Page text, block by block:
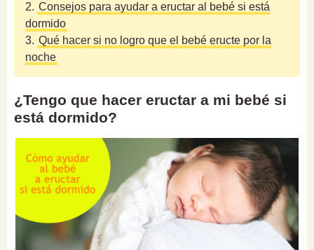
2. Consejos para ayudar a eructar al bebé si está
dormido
3. Qué hacer si no logro que el bebé eructe por la
noche
¿Tengo que hacer eructar a mi bebé si
está dormido?